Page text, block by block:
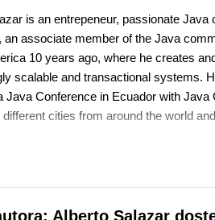
is an entrepeneur, passionate
an associate member of the Java
10 years ago, where he creates
scalable and transactional systems.
Java Conference in Ecuador with
different cities from around the world
Alberto Salazar